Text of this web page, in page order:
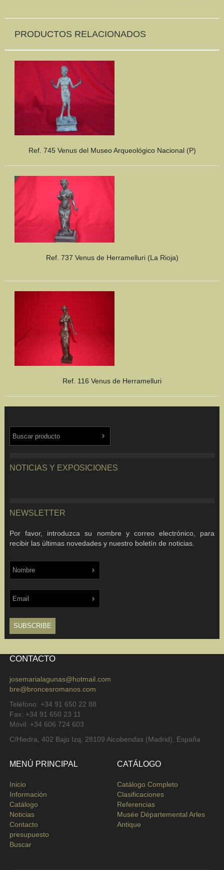
PRODUCTOS RELACIONADOS
Ref. 745 Venus del Museo Arqueológico Nacional (P)
Ref. 737 Venus de Herramelluri (La Rioja)
Ref. 116 Venus de Herramelluri
NOTICIAS Y EXPOSICIONES
NEWSLETTER
Por favor, introduzca su nombre y correo electrónico, para
recibir las últimas novedades y nuestro boletín de noticias.
CONTACTO
josemarialagunas@hotmail.com
bre@broncesromanos.com
Teléfono: +34 91 650 22 88
Fax: +34 91 650 23 11
Móvil: +34 606 724 603
C/Hiedra, 402 Bajo Izq, 28109 Alcobendas (Madrid), España
MENÚ PRINCIPAL
Inicio
Información
Catálogo
Noticias
Contacto
presupuesto
Buscar
CATÁLOGO
Catálogo Completo
Clasificaciones
Referencias
Musée Départemental Arles
Antique